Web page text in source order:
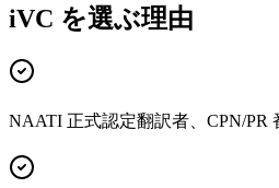
iVC を選ぶ理由
NAATI 正式認定翻訳者、CPN/PR